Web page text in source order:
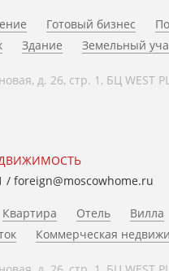
Готовый бизнес
Здание Земельный
д. 26, стр. 1, БЦ WEST
/ foreign@moscowhome.ru
Квартира Отель Вилла
Коммерческая